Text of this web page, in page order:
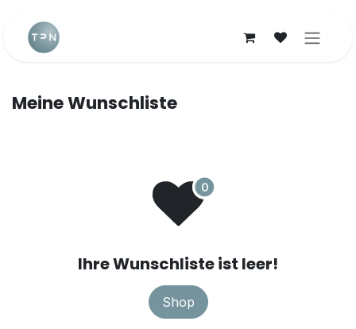
Meine Wunschliste
Ihre Wunschliste ist leer!
Shop